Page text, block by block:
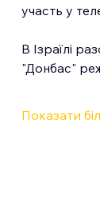
участь у
В Ізраїлі
"Донбас"
Показати